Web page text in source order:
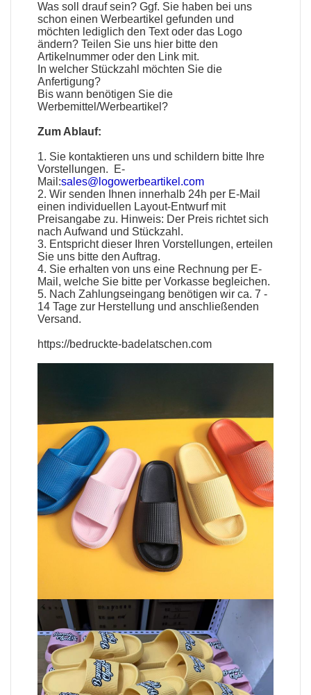
Was soll drauf sein? Ggf. Sie haben bei uns
schon einenWerbeartikel gefunden und
möchten lediglich den Text oder das Logo
ändern? Teilen Sie uns hier bitte den
Artikelnummer oder den Link mit.
In welcher Stückzahl möchten Sie die
Anfertigung?
Bis wann benötigen Sie die
Werbemittel/Werbeartikel?
Zum Ablauf:
1. Sie kontaktieren uns und schildern bitte Ihre
Vorstellungen. E-
Mail:sales@logowerbeartikel.com
2. Wir senden Ihnen innerhalb 24h per E-Mail
einen individuellen Layout-Entwurf mit
Preisangabe zu. Hinweis: Der Preis richtet sich
nach Aufwand und Stückzahl.
3. Entspricht dieser Ihren Vorstellungen, erteilen
Sie uns bitte den Auftrag.
4. Sie erhalten von uns eine Rechnung per E-
Mail, welche Sie bitte per Vorkasse begleichen.
5. Nach Zahlungseingang benötigen wir ca. 7 -
14 Tage zur Herstellung und anschließenden
Versand.
https://bedruckte-badelatschen.com